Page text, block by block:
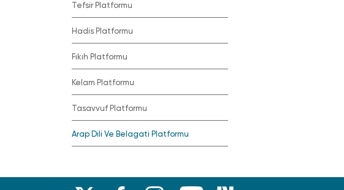
Tefsir Platformu
Hadis Platformu
Fıkıh Platformu
Kelam Platformu
Tasavvuf Platformu
Arap Dili Ve Belagati Platformu